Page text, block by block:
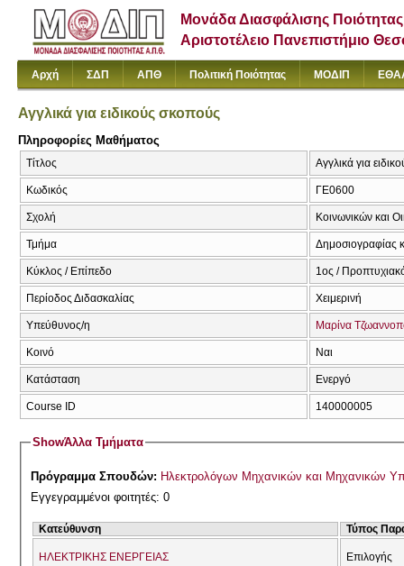
Μονάδα Διασφάλισης Ποιότητας
Αριστοτέλειο Πανεπιστήμιο
Αρχή ΣΔΠ ΑΠΘ Πολιτική Ποιότητας ΜΟΔΙΠ
Αγγλικά για ειδικούς σκοπούς
Πληροφορίες Μαθήματος
Τίτλος Αγγλικά για
Κωδικός ΓΕ0600
Σχολή Κοινωνικών και
Τμήμα Δημοσιογραφίας
Κύκλος / Επίπεδο 1ος /
Περίοδος Διδασκαλίας Χειμερινή
Υπεύθυνος/η Μαρίνα
Κοινό Ναι
Κατάσταση Ενεργό
Course ID 140000005
ShowΆλλα Τμήματα
Πρόγραμμα Σπουδών: Ηλεκτρολόγων Μηχανικών και Μηχανικών
Εγγεγραμμένοι φοιτητές: 0
Κατεύθυνση Τύπος
ΗΛΕΚΤΡΙΚΗΣ ΕΝΕΡΓΕΙΑΣ Επιλογής